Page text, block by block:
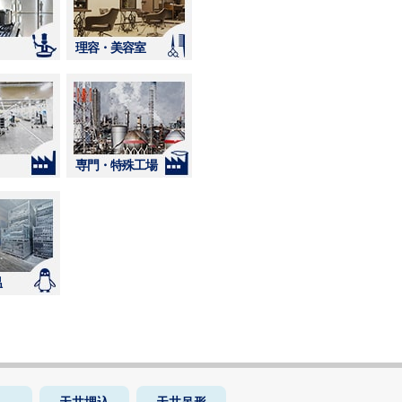
理容・美容室
専門・特殊工場